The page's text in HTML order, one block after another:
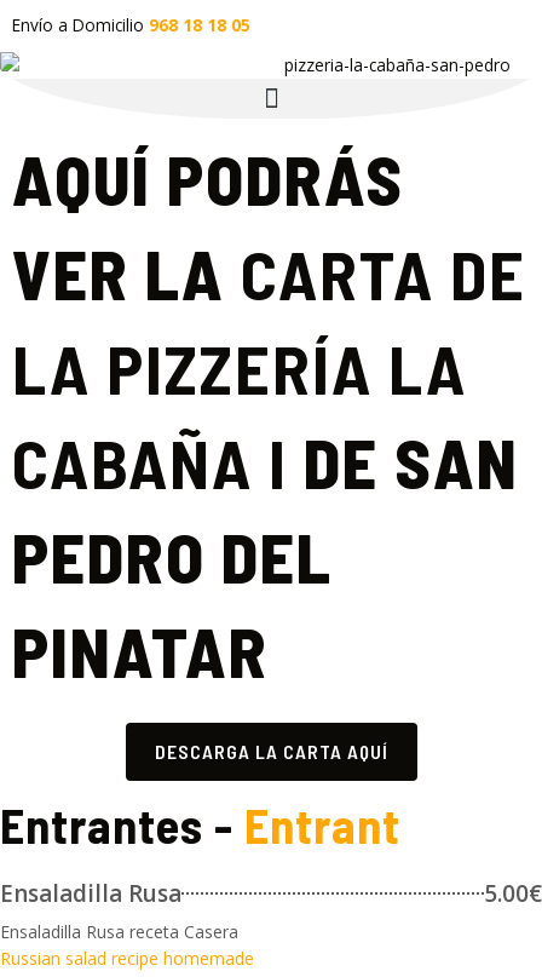
contenido
Envío a Domicilio 968 18 18 05
AQUÍ PODRÁS
VER LA CARTA DE
LA PIZZERÍA LA
CABAÑA I DE SAN
PEDRO DEL
PINATAR
DESCARGA LA CARTA AQUÍ
Entrantes - Entrant
Ensaladilla Rusa 5.00€
Ensaladilla Rusa receta Casera
Russian salad recipe homemade